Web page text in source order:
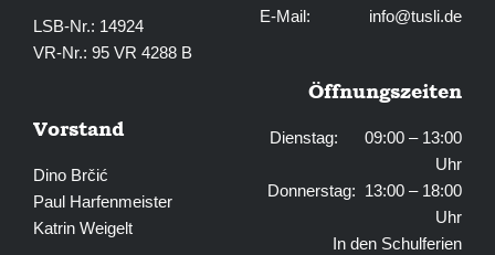
LSB-Nr.: 14924
VR-Nr.: 95 VR 4288 B
Vorstand
Dino Brčić
Paul Harfenmeister
Katrin Weigelt
E-Mail: info@tusli.de
Öffnungszeiten
Dienstag: 09:00 – 13:00
Uhr
Donnerstag: 13:00 – 18:00
Uhr
In den Schulferien